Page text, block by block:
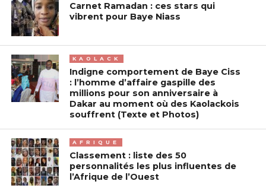
Carnet Ramadan : ces stars qui
vibrent pour Baye Niass
KAOLACK
Indigne comportement de Baye Ciss
: l’homme d’affaire gaspille des
millions pour son anniversaire à
Dakar au moment où des Kaolackois
souffrent (Texte et Photos)
AFRIQUE
Classement : liste des 50
personnalités les plus influentes de
l’Afrique de l’Ouest